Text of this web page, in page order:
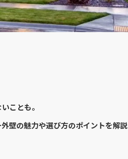
ことも。
壁の魅力や選び方のポイントを解説